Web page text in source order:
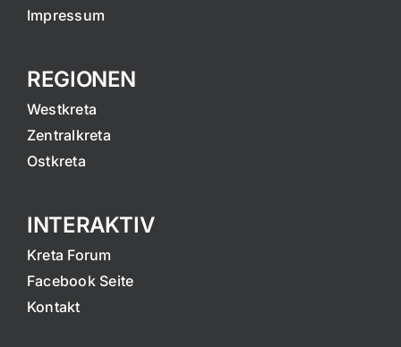
Impressum
REGIONEN
Westkreta
Zentralkreta
Ostkreta
INTERAKTIV
Kreta Forum
Facebook Seite
Kontakt